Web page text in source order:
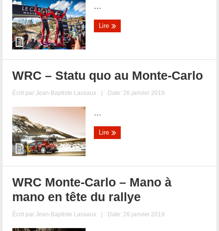
...
Lire
WRC – Statu quo au Monte-Carlo
Écrit parJean-Baptiste Lassaux | Date: 26 janvier 2019
...
Lire
WRC Monte-Carlo – Mano à
mano en tête du rallye
Écrit parJean-Baptiste Lassaux | Date: 26 janvier 2019